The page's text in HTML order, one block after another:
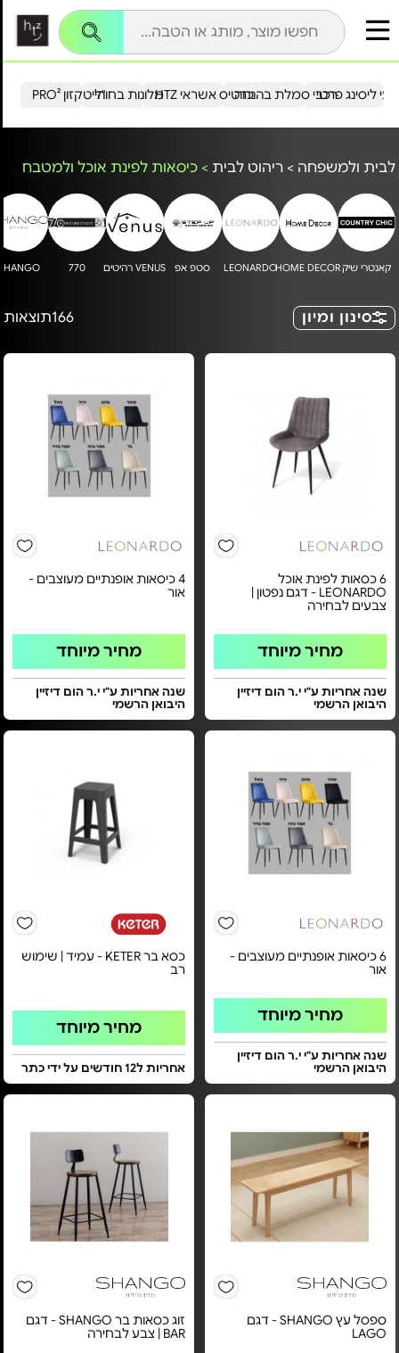
הייטקזון PRO²מלונות בחו"ל כרטיס אשראי HTZ ליסינג פרטירכבי סמלת בהנחה
לבית ולמשפחה > ריהוט לבית > כיסאות לפינת אוכל ולמטבח
קאנטרי שיק HOME DECOR
LEONARDO סטפ אפ VENUS רהיטים 770
סינון ומיון 166תוצאות
6 כסאות לפינת אוכל
LEONARDO - דגם נפטון |
צבעים לבחירה
מחיר מיוחד
שנה אחריות ע"י י.ר הום דיזיין
היבואן הרשמי
4 כיסאות אופנתיים מעוצבים -
אור
מחיר מיוחד
שנה אחריות ע"י י.ר הום דיזיין
היבואן הרשמי
6 כיסאות אופנתיים מעוצבים -
אור
מחיר מיוחד
שנה אחריות ע"י י.ר הום דיזיין
היבואן הרשמי
כסא בר KETER - עמיד | שימוש
רב
מחיר מיוחד
אחריות ל12 חודשים על ידי כתר
ספסל עץ SHANGO - דגם
LAGO
זוג כסאות בר SHANGO - דגם
BAR | צבע לבחירה